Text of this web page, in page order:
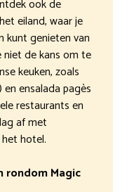
ook de
eiland, waar je
kunt genieten van
de kans om te
keuken, zoals
ensalada pagès
restaurants en
af met
hotel.
rondom Magic